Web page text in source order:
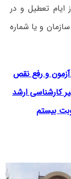
روزه بغیراز ایام تعطیل‌ و در
و یا شماره
و رفع نقص
کارشناسی ارشد